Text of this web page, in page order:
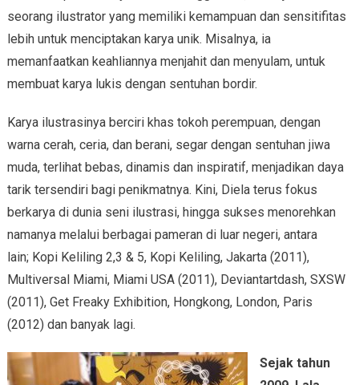
seorang ilustrator yang memiliki kemampuan dan sensitifitas
lebih untuk menciptakan karya unik. Misalnya, ia
memanfaatkan keahliannya menjahit dan menyulam, untuk
membuat karya lukis dengan sentuhan bordir.
Karya ilustrasinya berciri khas tokoh perempuan, dengan
warna cerah, ceria, dan berani, segar dengan sentuhan jiwa
muda, terlihat bebas, dinamis dan inspiratif, menjadikan daya
tarik tersendiri bagi penikmatnya. Kini, Diela terus fokus
berkarya di dunia seni ilustrasi, hingga sukses menorehkan
namanya melalui berbagai pameran di luar negeri, antara
lain; Kopi Keliling 2,3 & 5, Kopi Keliling, Jakarta (2011),
Multiversal Miami, Miami USA (2011), Deviantartdash, SXSW
(2011), Get Freaky Exhibition, Hongkong, London, Paris
(2012) dan banyak lagi.
Sejak tahun